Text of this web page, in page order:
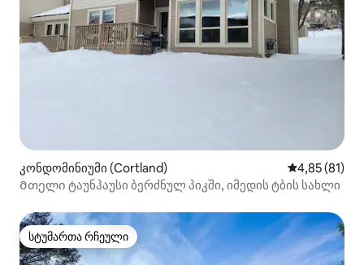
კონდომინიუმი (Cortland) საშუალო
4,85 (81)
Მთელი ტაუნჰაუსი ბერძნულ პიკში, იმედის ტბის სახლი
სტუმართა რჩეული
სტუმართა რჩეული